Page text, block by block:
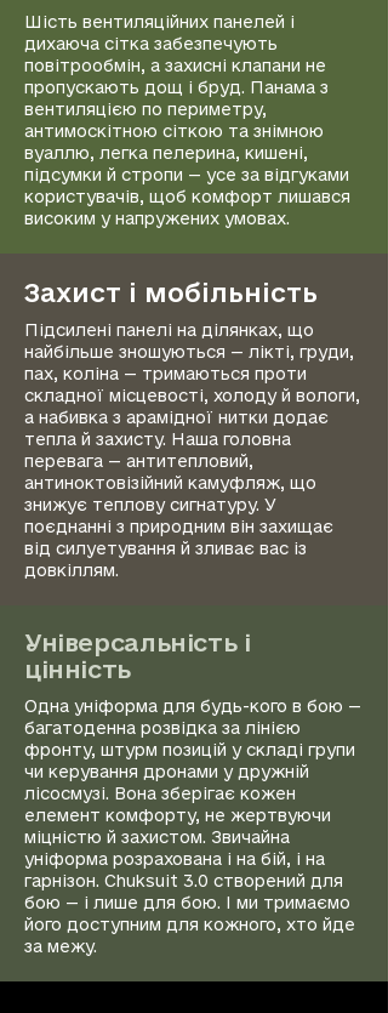
Шість вентиляційних панелей і
дихаюча сітка забезпечують
повітрообмін, а захисні клапани не
пропускають дощ і бруд. Панама з
вентиляцією по периметру,
антимоскітною сіткою та знімною
вуаллю, легка пелерина, кишені,
підсумки й стропи — усе за відгуками
користувачів, щоб комфорт лишався
високим у напружених умовах.
Захист і мобільність
Підсилені панелі на ділянках, що
найбільше зношуються — лікті, груди,
пах, коліна — тримаються проти
складної місцевості, холоду й вологи,
а набивка з арамідної нитки додає
тепла й захисту. Наша головна
перевага — антитепловий,
антиноктовізійний камуфляж, що
знижує теплову сигнатуру. У
поєднанні з природним він захищає
від силуетування й зливає вас із
довкіллям.
Універсальність і
цінність
Одна уніформа для будь-кого в бою —
багатоденна розвідка за лінією
фронту, штурм позицій у складі групи
чи керування дронами у дружній
лісосмузі. Вона зберігає кожен
елемент комфорту, не жертвуючи
міцністю й захистом. Звичайна
уніформа розрахована і на бій, і на
гарнізон. Chuksuit 3.0 створений для
бою — і лише для бою. І ми тримаємо
його доступним для кожного, хто йде
за межу.